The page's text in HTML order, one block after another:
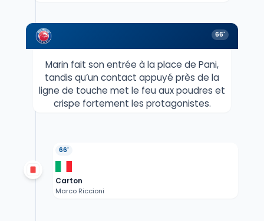
66'
Marin fait son entrée à la place de Pani,
tandis qu’un contact appuyé près de la
ligne de touche met le feu aux poudres et
crispe fortement les protagonistes.
66'
Carton
Marco Riccioni